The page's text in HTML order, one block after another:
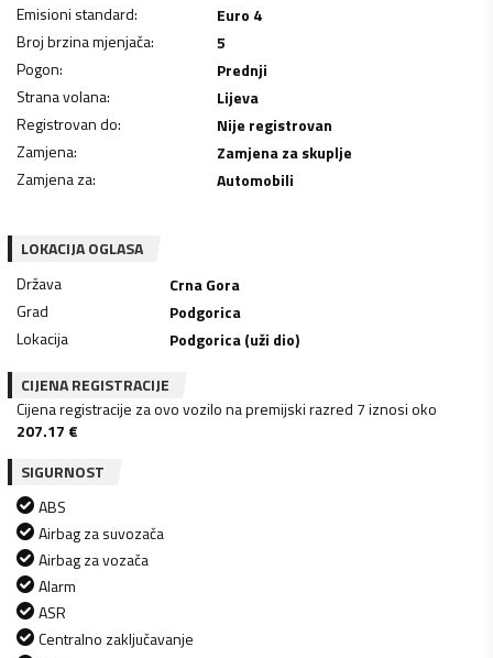
Emisioni standard:
Euro 4
Broj brzina mjenjača:
5
Pogon:
Prednji
Strana volana:
Lijeva
Registrovan do:
Nije registrovan
Zamjena:
Zamjena za skuplje
Zamjena za: Automobili
LOKACIJA OGLASA
Država
Crna Gora
Grad
Podgorica
Lokacija
Podgorica (uži dio)
CIJENA REGISTRACIJE
Cijena registracije za ovo vozilo na premijski razred 7 iznosi oko
207.17 €
SIGURNOST
ABS
Airbag za suvozača
Airbag za vozača
Alarm
ASR
Centralno zaključavanje